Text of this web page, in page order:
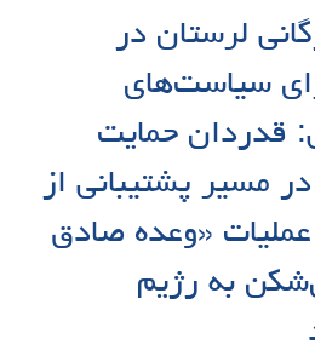
لرستان در
سیاست‌های
قدردان حمایت
مسیر پشتیبانی از
«وعده صادق
به رژیم